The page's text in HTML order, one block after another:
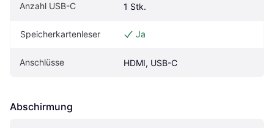
Anzahl USB-C 1 Stk.
Speicherkartenleser Ja
Anschlüsse HDMI, USB-C
Abschirmung